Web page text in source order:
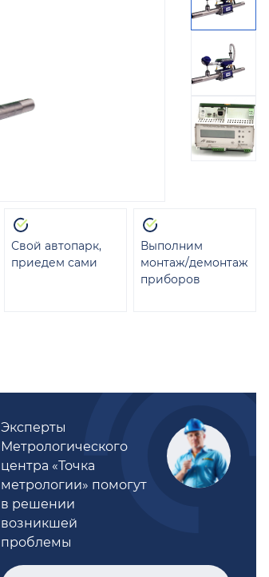
Свой автопарк,
приедем сами
Выполним
монтаж/демонтаж
приборов
Эксперты
Метрологического
центра «Точка
метрологии» помогут
в решении
возникшей
проблемы